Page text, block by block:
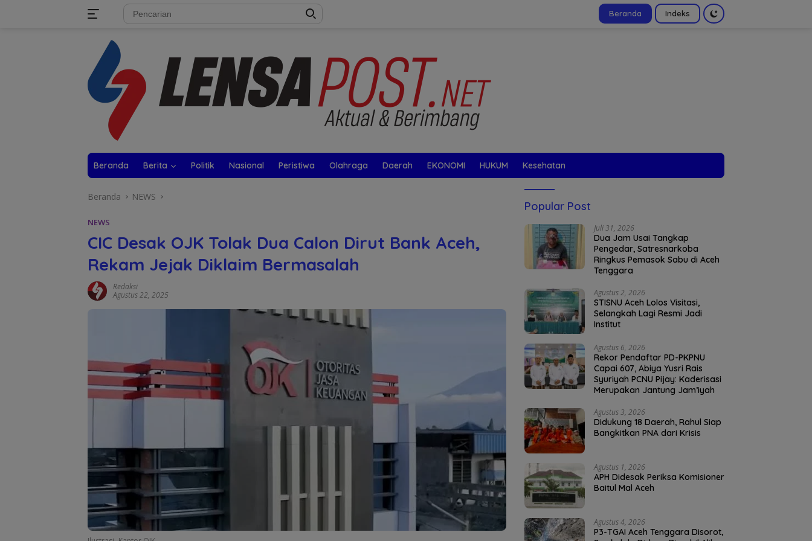
Beranda Indeks
Beranda Berita Politik Nasional Peristiwa Olahraga Daerah EKONOMI HUKUM Kesehatan
Beranda NEWS
NEWS
CIC Desak OJK Tolak Dua Calon Dirut Bank Aceh,
Rekam Jejak Diklaim Bermasalah
Redaksi
Agustus 22, 2025
Popular Post
Juli 31, 2026
Dua Jam Usai Tangkap
Pengedar, Satresnarkoba
Ringkus Pemasok Sabu di Aceh
Tenggara
Agustus 2, 2026
STISNU Aceh Lolos Visitasi,
Selangkah Lagi Resmi Jadi
Institut
Agustus 6, 2026
Rekor Pendaftar PD-PKPNU
Capai 607, Abiya Yusri Rais
Syuriyah PCNU Pijay: Kaderisasi
Merupakan Jantung Jam’iyah
Agustus 3, 2026
Didukung 18 Daerah, Rahul Siap
Bangkitkan PNA dari Krisis
Agustus 1, 2026
APH Didesak Periksa Komisioner
Baitul Mal Aceh
Agustus 4, 2026
P3-TGAI Aceh Tenggara Disorot,